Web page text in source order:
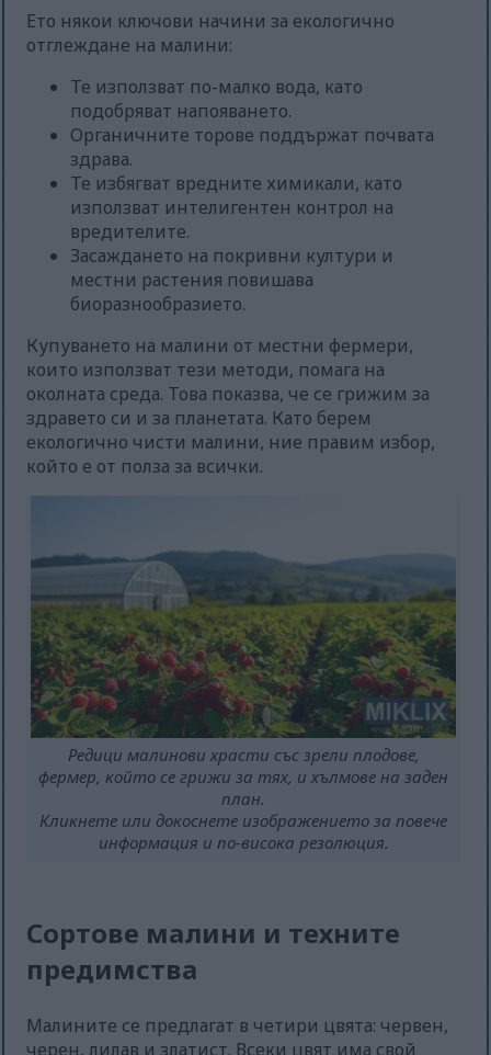
Ето някои ключови начини за екологично
отглеждане на малини:
Те използват по-малко вода, като
подобряват напояването.
Органичните торове поддържат почвата
здрава.
Те избягват вредните химикали, като
използват интелигентен контрол на
вредителите.
Засаждането на покривни култури и
местни растения повишава
биоразнообразието.
Купуването на малини от местни фермери,
които използват тези методи, помага на
околната среда. Това показва, че се грижим за
здравето си и за планетата. Като берем
екологично чисти малини, ние правим избор,
който е от полза за всички.
Редици малинови храсти със зрели плодове,
фермер, който се грижи за тях, и хълмове на заден
план.
Кликнете или докоснете изображението за повече
информация и по-висока резолюция.
Сортове малини и техните
предимства
Малините се предлагат в четири цвята: червен,
черен, лилав и златист. Всеки цвят има свой